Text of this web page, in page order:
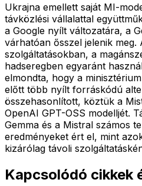
Ukrajna emellett saját MI-
távközlési vállalattal
a Google nyílt változatára, a
várhatóan ősszel jelenik
szolgáltatásokban, a
hadseregben egyaránt
elmondta, hogy a
előtt több nyílt forráskódú
összehasonlított, köztük a
OpenAI GPT-OSS modelljét.
Gemma és a Mistral számos
eredményeket ért el, mint
kizárólag távoli
Kapcsolódó cikkek